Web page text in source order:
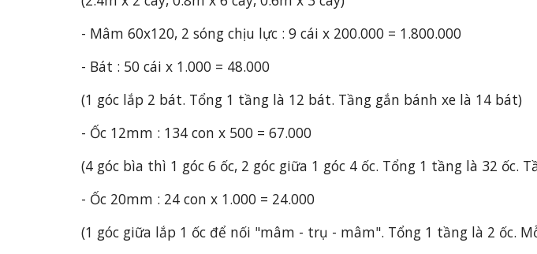
- Mâm 60x120, 2 sóng chịu lực : 9 cái x 200.000 = 1.800.000
- Bát : 50 cái x 1.000 = 48.000
(1 góc lắp 2 bát. Tổng 1 tầng là 12 bát. Tầng gắn bánh xe là 14 bát)
- Ốc 12mm : 134 con x 500 = 67.000
(4 góc bìa thì 1 góc 6 ốc, 2 góc giữa 1 góc 4 ốc. Tổng 1 tầng là 32 ốc.
- Ốc 20mm : 24 con x 1.000 = 24.000
(1 góc giữa lắp 1 ốc để nối "mâm - trụ - mâm". Tổng 1 tầng là 2 ốc.